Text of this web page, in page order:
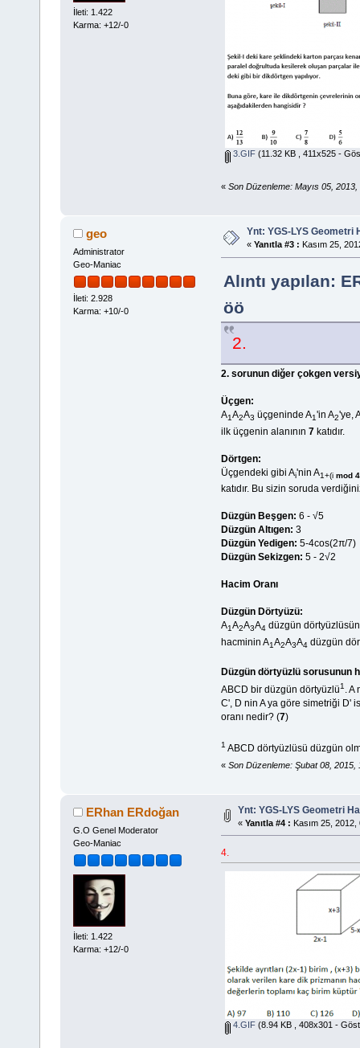
İleti: 1.422
Karma: +12/-0
3.GIF(11.32 KB , 411x525 -
« Son Düzenleme: Mayıs 05,
geo
Administrator
Geo-Maniac
İleti: 2.928
Karma: +10/-0
Ynt: YGS-LYS Geometri
« Yanıtla #3 : Kasım 25,
Alıntı yapılan:
öö
2.
2. sorunun diğer çokgen
Üçgen:
A1A2A3 üçgeninde A1'in A2'ye,
ilk üçgenin alanının 7katıdır.
Dörtgen:
Üçgendeki gibi Ai'nin A1+(i mod 4
katıdır. Bu sizin soruda
Düzgün Beşgen: 6 - √5
Düzgün Altıgen: 3
Düzgün Yedigen: 5-4cos(2π/7)
Düzgün Sekizgen: 5 - 2√2
Hacim Oranı
Düzgün Dörtyüzü:
A1A2A3A4 düzgün
hacminin A1A2A3A4 düzgün
Düzgün dörtyüzlü sorusunun
ABCD bir düzgün dörtyüzlü1 . A
C', D nin A ya göre simetriği D'
oranı nedir? (7)
1 ABCD dörtyüzlüsü düzgün
« Son Düzenleme: Şubat 08,
ERhan ERdoğan
G.O Genel Moderator
Geo-Maniac
İleti: 1.422
Karma: +12/-0
Ynt: YGS-LYS Geometri
« Yanıtla #4 : Kasım 25,
4.
4.GIF(8.94 KB , 408x301 -